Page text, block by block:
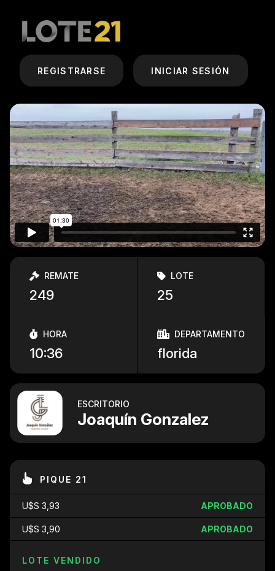
REGISTRARSE INICIAR SESIÓN
REMATE
249
LOTE
25
HORA
10:36
DEPARTAMENTO
florida
ESCRITORIO
Joaquín Gonzalez
PIQUE 21
U$S 3,93 APROBADO
U$S 3,90 APROBADO
LOTE VENDIDO